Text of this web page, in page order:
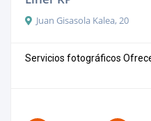
Juan Gisasola Kalea, 20
Servicios fotográficos